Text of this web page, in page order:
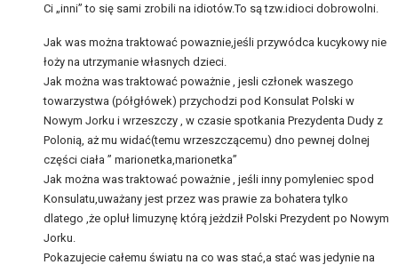
Ci „inni” to się sami zrobili na idiotów.To są tzw.idioci dobrowolni.
Jak was można traktować powaznie,jeśli przywódca kucykowy nie
łoży na utrzymanie własnych dzieci.
Jak można was traktować poważnie , jesli członek waszego
towarzystwa (półgłówek) przychodzi pod Konsulat Polski w
Nowym Jorku i wrzeszczy , w czasie spotkania Prezydenta Dudy z
Polonią, aż mu widać(temu wrzeszczącemu) dno pewnej dolnej
części ciała ” marionetka,marionetka”
Jak można was traktować poważnie , jeśli inny pomyleniec spod
Konsulatu,uważany jest przez was prawie za bohatera tylko
dlatego ,że opluł limuzynę którą jeżdził Polski Prezydent po Nowym
Jorku.
Pokazujecie całemu światu na co was stać,a stać was jedynie na